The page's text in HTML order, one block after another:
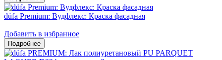
düfa Premium: Вудфлекс: Краска фасадная
Добавить в избранное